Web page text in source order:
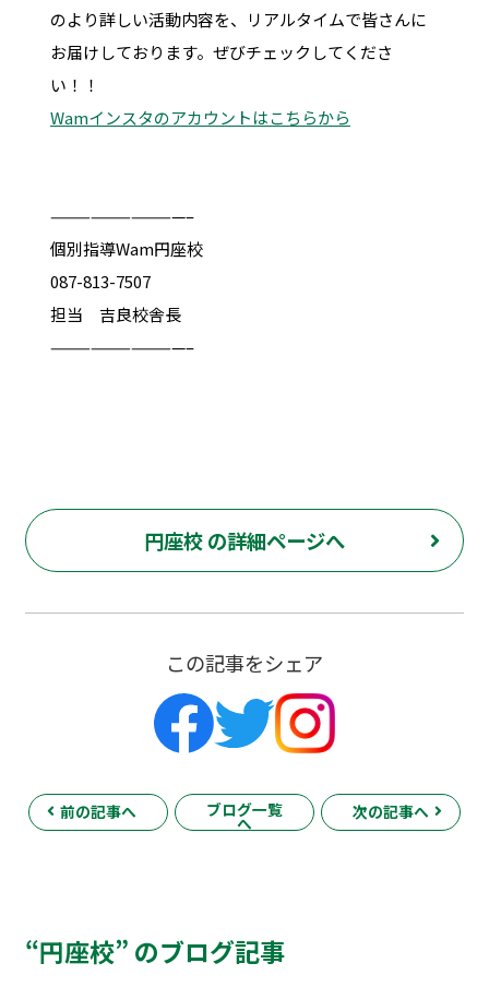
のより詳しい活動内容を、リアルタイムで皆さんに
お届けしております。ぜびチェックしてくださ
い！！
Wamインスタのアカウントはこちらから
——————————–
個別指導Wam円座校
087-813-7507
担当 吉良校舎長
——————————–
円座校 の詳細ページへ
この記事をシェア
前の記事へ ブログ一覧
へ
次の記事へ
“円座校” のブログ記事